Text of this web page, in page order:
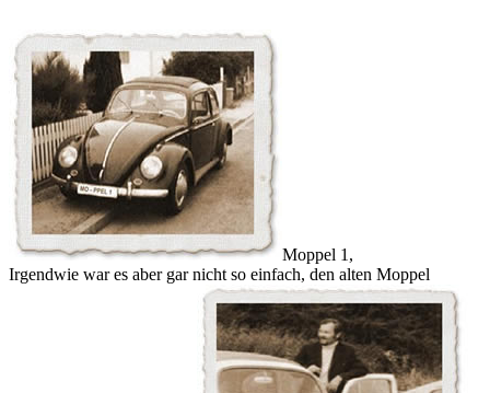
Moppel 1,
Irgendwie war es aber gar nicht so einfach, den alten Moppel